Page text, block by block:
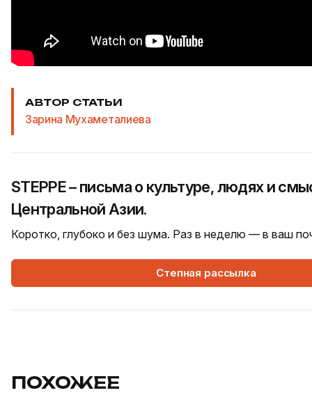
АВТОР СТАТЬИ
Зарина Мухаметалиева
STEPPE – письма о культуре, людях и
Центральной Азии.
Коротко, глубоко и без шума. Раз в неделю — в ваш
Степная рассылка
ПОХОЖЕЕ